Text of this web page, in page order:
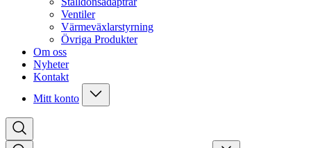
Ventiler
Värmeväxlarstyrning
Övriga Produkter
Om oss
Nyheter
Kontakt
Mitt konto